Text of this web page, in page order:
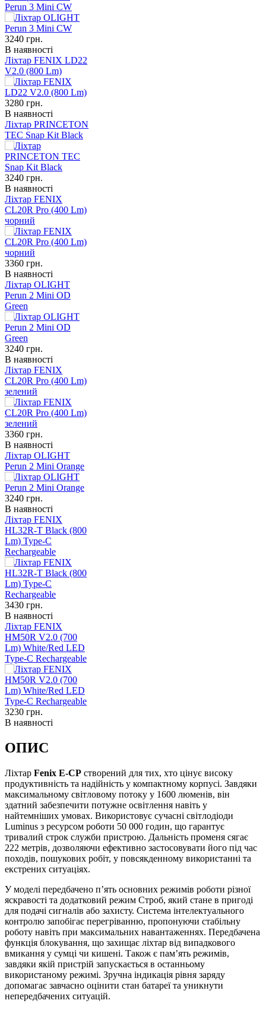
Perun 3 Mini CW
3240 грн.
В наявності
Ліхтар FENIX LD22
V2.0 (800 Lm)
3280 грн.
В наявності
Ліхтар PRINCETON
TEC Snap Kit Black
3240 грн.
В наявності
Ліхтар FENIX
CL20R Pro (400 Lm)
чорний
3360 грн.
В наявності
Ліхтар OLIGHT
Perun 2 Mini OD
Green
3240 грн.
В наявності
Ліхтар FENIX
CL20R Pro (400 Lm)
зелений
3360 грн.
В наявності
Ліхтар OLIGHT
Perun 2 Mini Orange
3240 грн.
В наявності
Ліхтар FENIX
HL32R-T Black (800
Lm) Type-C
Rechargeable
3430 грн.
В наявності
Ліхтар FENIX
HM50R V2.0 (700
Lm) White/Red LED
Type-C Rechargeable
3230 грн.
В наявності
ОПИС
Ліхтар Fenix E-CP створений для тих, хто цінує високу
продуктивність та надійність у компактному корпусі. Завдяки
максимальному світловому потоку у 1600 люменів, він
здатний забезпечити потужне освітлення навіть у
найтемніших умовах. Використовує сучасні світлодіоди
Luminus з ресурсом роботи 50 000 годин, що гарантує
тривалий строк служби пристрою. Дальність променя сягає
222 метрів, дозволяючи ефективно застосовувати його під час
походів, пошукових робіт, у повсякденному використанні та
екстрених ситуаціях.
У моделі передбачено п’ять основних режимів роботи різної
яскравості та додатковий режим Строб, який стане в пригоді
для подачі сигналів або захисту. Система інтелектуального
контролю запобігає перегріванню, пропонуючи стабільну
роботу навіть при максимальних навантаженнях. Передбачена
функція блокування, що захищає ліхтар від випадкового
вмикання у сумці чи кишені. Також є пам’ять режимів,
завдяки якій пристрій запускається в останньому
використаному режимі. Зручна індикація рівня заряду
допомагає завчасно оцінити стан батареї та уникнути
непередбачених ситуацій.